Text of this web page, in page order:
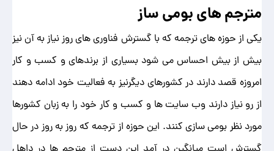
مترجم های بومی ساز
یکی از حوزه های ترجمه که با گسترش فناوری های روز نیاز به آن نیز
بیش از بیش احساس می شود بسیاری از برندهای و کسب و کار
امروزه قصد دارند در کشورهای دیگرنیز به فعالیت خود ادامه دهند
از رو نیاز دارند وب سایت ها و کسب و کار خود را به زبان کشورها
مورد نظر بومی سازی کنند. این حوزه از ترجمه که روز به روز در حال